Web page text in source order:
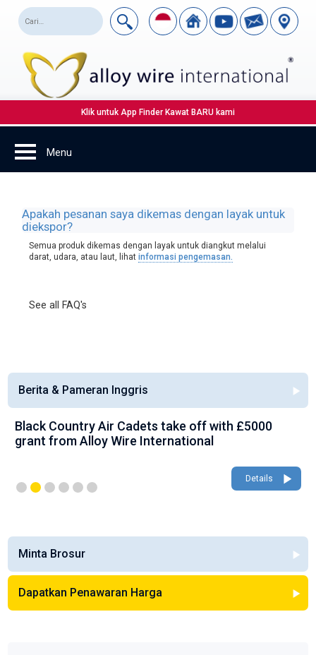
Klik untuk App Finder Kawat BARU kami
Apakah pesanan saya dikemas dengan layak untuk
diekspor?
Semua produk dikemas dengan layak untuk diangkut melalui
darat, udara, atau laut, lihatinformasi pengemasan.
See all FAQ's
Berita & Pameran Inggris
Black Country Air Cadets take off with £5000
grant from Alloy Wire International
Details
Minta Brosur
Dapatkan Penawaran Harga